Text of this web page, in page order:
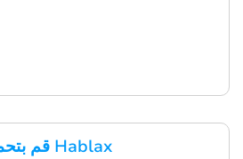
قم بتحميل تطبيق Hablax